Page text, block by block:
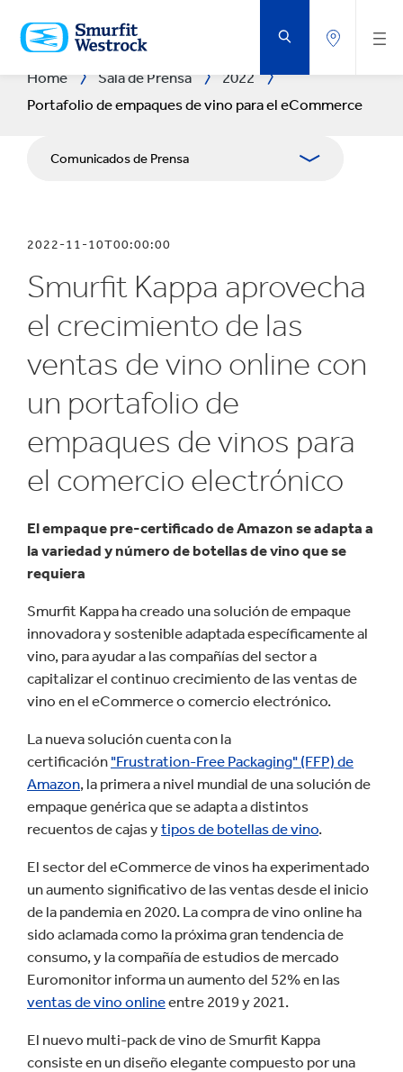
AL
CONTENIDO
PRINCIPAL
Home Sala de Prensa
2022
Portafolio de empaques de vino para el eCommerce
Comunicados de Prensa
Relaciones con Prensa
Blog
2022-11-10T00:00:00
Smurfit Kappa aprovecha
el crecimiento de las
ventas de vino online con
un portafolio de
empaques de vinos para
el comercio electrónico
El empaque pre-certificado de Amazon se adapta a
la variedad y número de botellas de vino que se
requiera
Smurfit Kappa ha creado una solución de empaque
innovadora y sostenible adaptada específicamente al
vino, para ayudar a las compañías del sector a
capitalizar el continuo crecimiento de las ventas de
vino en el eCommerce o comercio electrónico.
La nueva solución cuenta con la
certificación "Frustration-Free Packaging" (FFP) de
Amazon, la primera a nivel mundial de una solución de
empaque genérica que se adapta a distintos
recuentos de cajas ytipos de botellas de vino.
El sector del eCommerce de vinos ha experimentado
un aumento significativo de las ventas desde el inicio
de la pandemia en 2020. La compra de vino online ha
sido aclamada como la próxima gran tendencia de
consumo, y la compañía de estudios de mercado
Euromonitor informa un aumento del 52% en las
ventas de vino onlineentre 2019 y 2021.
El nuevo multi-pack de vino de Smurfit Kappa
consiste en un diseño elegante compuesto por una